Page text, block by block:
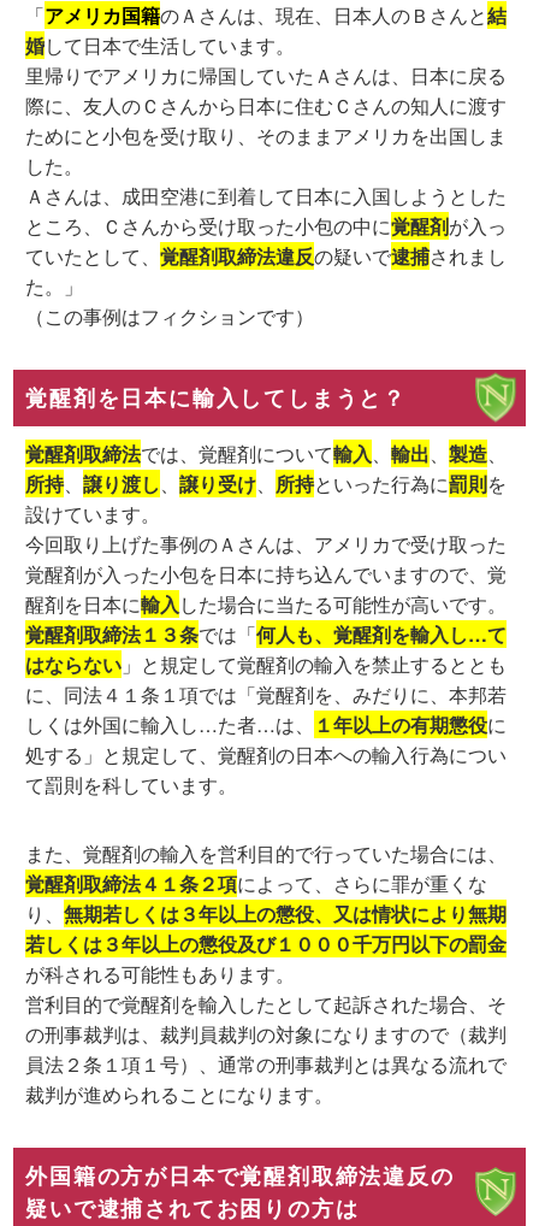
「アメリカ国籍のＡさんは、現在、日本人のＢさんと結
婚して日本で生活しています。
里帰りでアメリカに帰国していたＡさんは、日本に戻る
際に、友人のＣさんから日本に住むＣさんの知人に渡す
ためにと小包を受け取り、そのままアメリカを出国しま
した。
Ａさんは、成田空港に到着して日本に入国しようとした
ところ、Ｃさんから受け取った小包の中に覚醒剤が入っ
ていたとして、覚醒剤取締法違反の疑いで逮捕されまし
た。」
（この事例はフィクションです）
覚醒剤を日本に輸入してしまうと？
覚醒剤取締法では、覚醒剤について輸入、輸出、製造、
所持、譲り渡し、譲り受け、 所持といった行為に罰則を
設けています。
今回取り上げた事例のＡさんは、アメリカで受け取った
覚醒剤が入った小包を日本に持ち込んでいますので、覚
醒剤を日本に輸入した場合に当たる可能性が高いです。
覚醒剤取締法１３条では「何人も、覚醒剤を輸入し…て
はならない 」と規定して覚醒剤の輸入を禁止するととも
に、同法４１条１項では「覚醒剤を、みだりに、本邦若
しくは外国に輸入し…た者…は、
１年以上の有期懲役に
処する」と規定して、覚醒剤の日本への輸入行為につい
て罰則を科しています。
また、覚醒剤の輸入を営利目的で行っていた場合には、
覚醒剤取締法４１条２項によって、さらに罪が重くな
り、無期若しくは３年以上の懲役、又は情状により無期
若しくは３年以上の懲役及び１０００千万円以下の罰金
が科される可能性もあります。
営利目的で覚醒剤を輸入したとして起訴された場合、そ
の刑事裁判は、裁判員裁判の対象になりますので（裁判
員法２条１項１号）、通常の刑事裁判とは異なる流れで
裁判が進められることになります。
外国籍の方が日本で覚醒剤取締法違反の
疑いで逮捕されてお困りの方は